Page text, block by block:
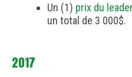
Un (1) prix du
un total de 3 000$.
2017